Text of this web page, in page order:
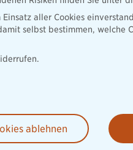
aller Cookies
selbst bestimmen, welche
ablehnen